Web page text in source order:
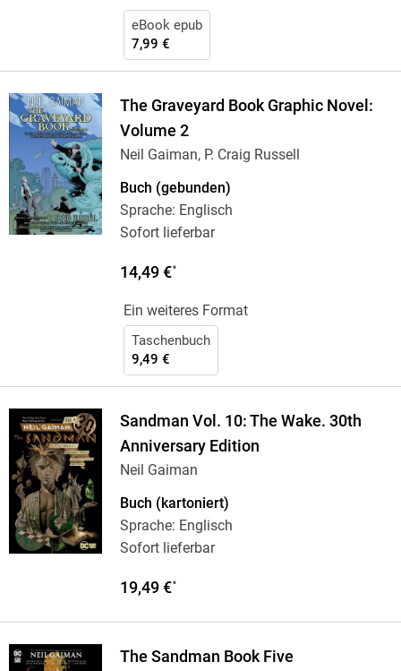
eBook epub
7,99 €
The Graveyard Book Graphic Novel:
Volume 2
Neil Gaiman, P. Craig Russell
Buch (gebunden)
Sprache: Englisch
Sofort lieferbar
14,49 €*
Ein weiteres Format
Taschenbuch
9,49 €
Sandman Vol. 10: The Wake. 30th
Anniversary Edition
Neil Gaiman
Buch (kartoniert)
Sprache: Englisch
Sofort lieferbar
19,49 €*
The Sandman Book Five